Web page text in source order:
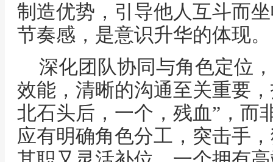
制造优势，引导他人互斗而
节奏感，是意识升华的体现。
深化团队协同与角色定位
效能，清晰的沟通至关重要
北石头后，一个，残血”，而
应有明确角色分工，突击手